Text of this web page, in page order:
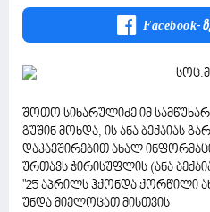
Facebook-
შოთო სიხარულიძე იმ
გუშინ მოხდა, ის ანა ბექაიას
დაკავშირებით ახალ
ურთავს ჭირისუფლის (ანა
"25 აპრილს ჰქონდა ქორწილი
უნდა მიელოცათ მისთვის